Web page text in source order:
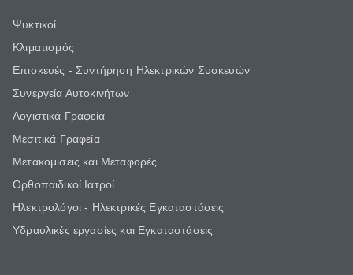
Ψυκτικοί
Κλιματισμός
Επισκευές - Συντήρηση Ηλεκτρικών Συσκευών
Συνεργεία Αυτοκινήτων
Λογιστικά Γραφεία
Μεσιτικά Γραφεία
Μετακομίσεις και Μεταφορές
Ορθοπαιδικοί Ιατροί
Ηλεκτρολόγοι - Ηλεκτρικές Εγκαταστάσεις
Υδραυλικές εργασίες και Εγκαταστάσεις